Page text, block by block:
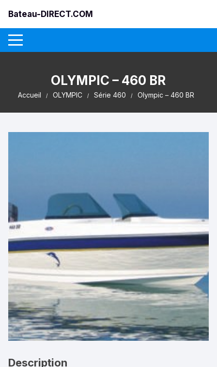
contenu
Bateau-DIRECT.COM
OLYMPIC – 460 BR
Accueil OLYMPIC Série 460 Olympic – 460 BR
Description